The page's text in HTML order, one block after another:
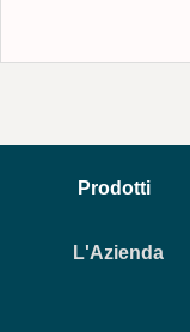
Prodotti
L'Azienda